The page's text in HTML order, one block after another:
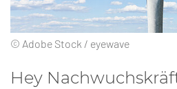
© Adobe Stock / eyewave
Hey